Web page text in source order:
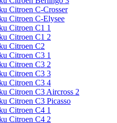
Citroen C-Crosser
Citroen C-Elysee
Citroen C1 1
Citroen C1 2
Citroen C2
Citroen C3 1
Citroen C3 2
Citroen C3 3
Citroen C3 4
Citroen C3 Aircross 2
Citroen C3 Picasso
Citroen C4 1
Citroen C4 2